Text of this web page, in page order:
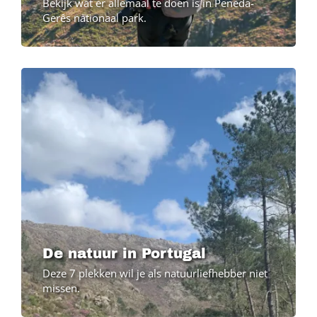
Bekijk wat er allemaal te doen is in Peneda-
Gerês nationaal park.
Image
Image
De natuur in Portugal
Deze 7 plekken wil je als natuurliefhebber niet
missen.